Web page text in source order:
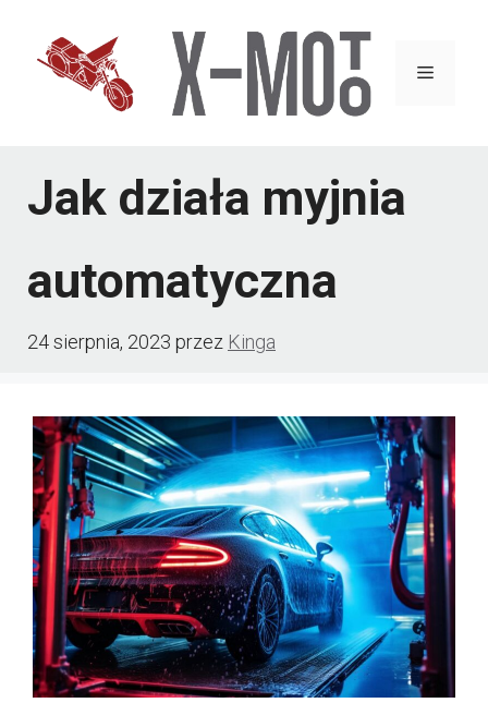
Menu
Jak działa myjnia
automatyczna
24 sierpnia, 2023 przez Kinga